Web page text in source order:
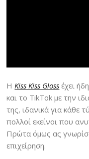
ΗKiss Kiss Gloss έχει
και το TikTok με την
της, ιδανικά για κάθε
πολλοί εκείνοι που
Πρώτα όμως ας
επιχείρηση.